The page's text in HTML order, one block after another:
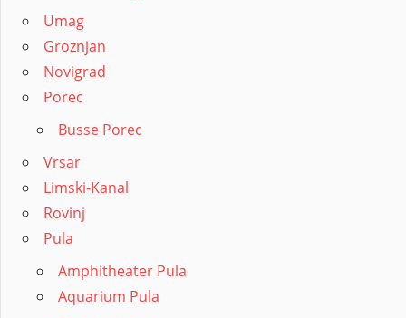
Umag
Groznjan
Novigrad
Porec
Busse Porec
Vrsar
Limski-Kanal
Rovinj
Pula
Amphitheater Pula
Aquarium Pula